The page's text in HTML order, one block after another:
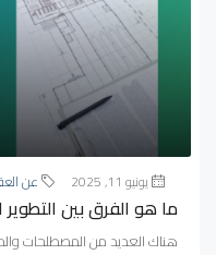
يونيو 11, 2025 عن
ما هو الفرق بين
هناك العديد من المصطلحات